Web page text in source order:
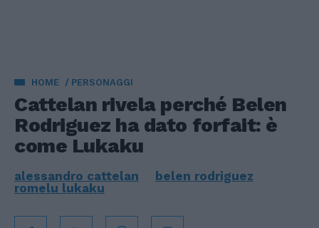
HOME PERSONAGGI
Cattelan rivela perché Belen
Rodriguez ha dato forfait: è
come Lukaku
alessandro cattelan
belen rodriguez
romelu lukaku